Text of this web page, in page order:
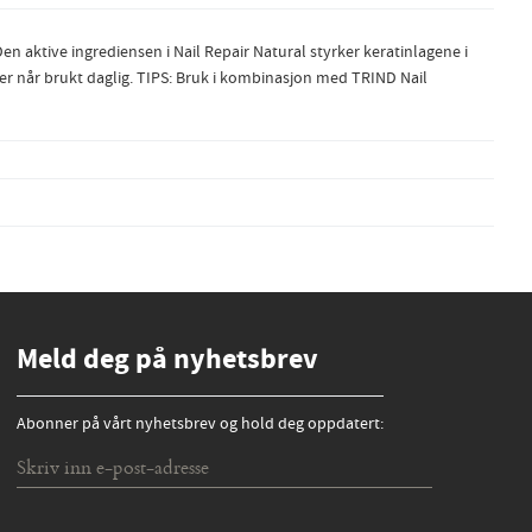
aktive ingrediensen i Nail Repair Natural styrker keratinlagene i
når brukt daglig. TIPS: Bruk i kombinasjon med TRIND Nail
Meld deg på nyhetsbrev
Abonner på vårt nyhetsbrev og hold deg oppdatert: